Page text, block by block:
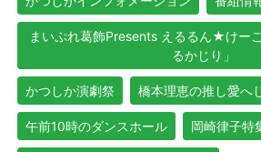
まいぷれ葛飾Presents えるるん★けー
るかじり」
かつしか演劇祭 橋本理恵の推し愛へ
午前10時のダンスホール 岡崎律子特